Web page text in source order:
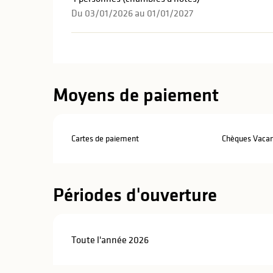
Du 03/01/2026 au 01/01/2027
Moyens de paiement
Cartes de paiement Chèques
Périodes d'ouverture
Toute l'année 2026